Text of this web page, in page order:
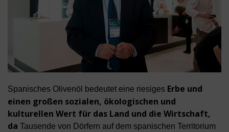
Spanisches Olivenöl bedeutet eine riesiges Erbe und
einen großen sozialen, ökologischen und
kulturellen Wert für das Land und die Wirtschaft,
da Tausende von Dörfern auf dem spanischen Territorium